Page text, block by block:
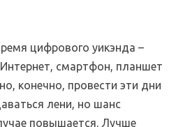
цифрового уикэнда –
смартфон, планшет
конечно, провести эти дни
лени, но шанс
повышается. Лучше